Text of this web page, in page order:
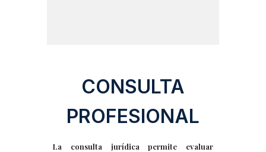
CONSULTA
PROFESIONAL
La consulta jurídica permite evaluar